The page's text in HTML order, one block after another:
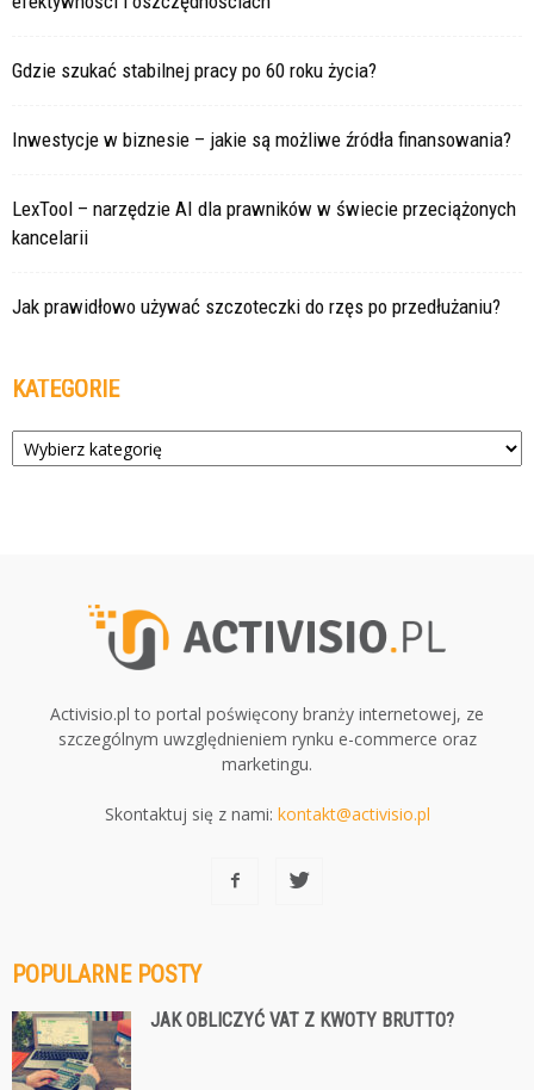
Gdzie szukać stabilnej pracy po 60 roku życia?
Inwestycje w biznesie – jakie są możliwe źródła finansowania?
LexTool – narzędzie AI dla prawników w świecie przeciążonych
kancelarii
Jak prawidłowo używać szczoteczki do rzęs po przedłużaniu?
KATEGORIE
Kategorie
Activisio.pl to portal poświęcony branży internetowej, ze
szczególnym uwzględnieniem rynku e-commerce oraz
marketingu.
Skontaktuj się z nami: kontakt@activisio.pl
POPULARNE POSTY
JAK OBLICZYĆ VAT Z KWOTY BRUTTO?